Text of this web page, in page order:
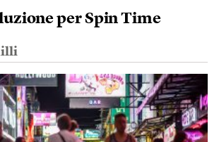
per Spin Time